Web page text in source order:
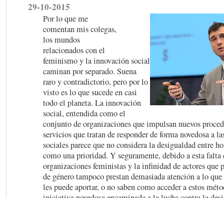
29-10-2015
Por lo que me
comentan mis colegas,
los mundos
relacionados con el
feminismo y la innovación social
caminan por separado. Suena
raro y contradictorio, pero por lo
visto es lo que sucede en casi
todo el planeta. La innovación
social, entendida como el
conjunto de organizaciones que impulsan nuevos
servicios que tratan de responder de forma novedosa a
sociales parece que no considera la desigualdad entre
como una prioridad. Y seguramente, debido a esta falta
organizaciones feministas y la infinidad de actores que
de género tampoco prestan demasiada atención a lo
les puede aportar, o no saben como acceder a estos